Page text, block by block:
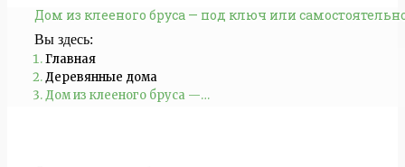
Дом из клееного бруса — под ключ или
Вы здесь:
Главная
Деревянные дома
Дом из клееного бруса —…